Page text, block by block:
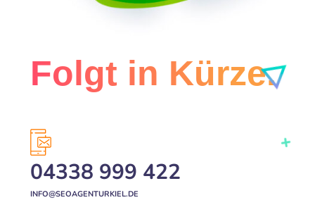
Folgt in Kürze.
04338 999 422
INFO@SEOAGENTURKIEL.DE